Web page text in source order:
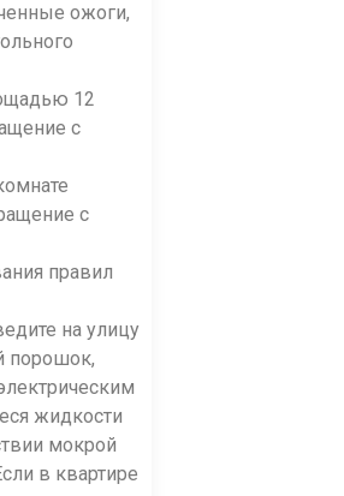
ожоги,
12
с
с
правил
на улицу
порошок,
жидкости
мокрой
в квартире